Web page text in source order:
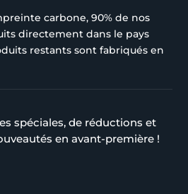
carbone, 90% de nos
directement dans le pays
restants sont fabriqués en
spéciales, de réductions et
en avant-première !